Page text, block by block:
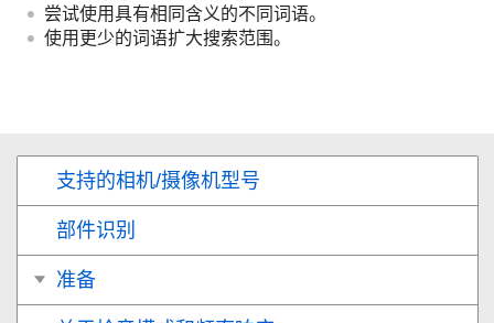
尝试使用具有相同含义的不同词语。
使用更少的词语扩大搜索范围。
支持的相机/摄像机型号
部件识别
准备